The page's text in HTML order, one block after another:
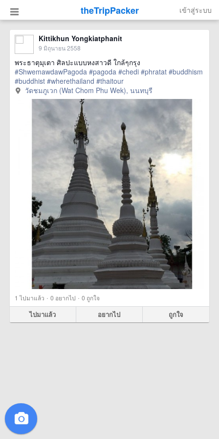
theTripPacker เข้าสู่ระบบ
Kittikhun Yongkiatphanit
9 มิถุนายน 2558
พระธาตุมุเตา ศิลปะแบบหงสาวดี ใกล้ๆกรุง
#ShwemawdawPagoda #pagoda #chedi #phratat #buddhism
#buddhist #wherethailand #thaitour
href=https://m.thetrippacker.com/th/image/
วัดชมภูเวกWatChomPhuWek/157188> more
วัดชมภูเวก (Wat Chom Phu Wek), นนทบุรี
1 ไปมาแล้ว · 0 อยากไป · 0 ถูกใจ
ไปมาแล้ว อยากไป ถูกใจ